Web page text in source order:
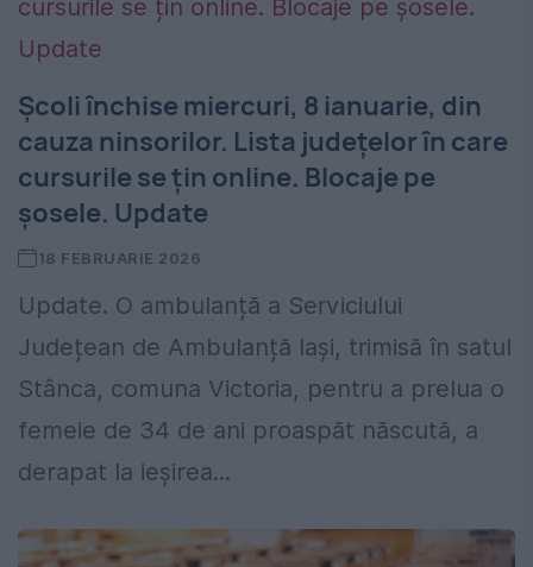
Școli închise miercuri, 8 ianuarie, din
cauza ninsorilor. Lista județelor în care
cursurile se țin online. Blocaje pe
șosele. Update
18 FEBRUARIE 2026
Update. O ambulanță a Serviciului
Județean de Ambulanță Iași, trimisă în satul
Stânca, comuna Victoria, pentru a prelua o
femeie de 34 de ani proaspăt născută, a
derapat la ieșirea...